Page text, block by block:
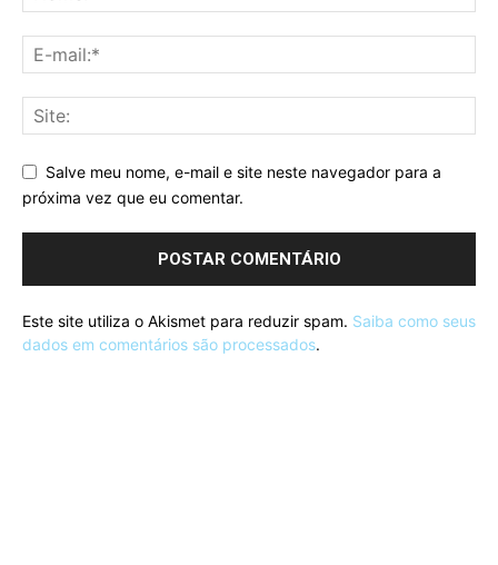
Salve meu nome, e-mail e site neste navegador para a
próxima vez que eu comentar.
Este site utiliza o Akismet para reduzir spam. Saiba como seus
dados em comentários são processados.